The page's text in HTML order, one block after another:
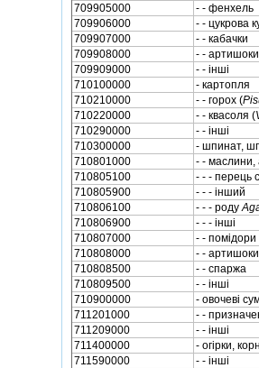
709905000
- - фенхель
709906000
- - цукрова
709907000
- - кабачки
709908000
- - артишоки
709909000
- - iншi
710100000
- картопля
710210000
- - горох (
710220000
- - квасоля (
710290000
- - iншi
710300000
- шпинат,
710801000
- - маслини,
710805100
- - - перець
710805900
- - - iнший
710806100
- - - роду
710806900
- - - iншi
710807000
- - помiдори
710808000
- - артишоки
710808500
- - спаржа
710809500
- - iншi
710900000
- овочевi
711201000
- -
711209000
- - iншi
711400000
- огiрки,
711590000
- - iншi